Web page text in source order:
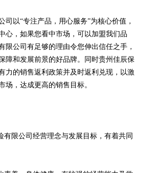
司以“专注产品，用心服务”为核心价值，
心，如果您看中市场，可以加盟我们品
限公司有足够的理由令您伸出信任之手，
障和发展前景的好品牌。同时贵州佳辰保
力的销售返利政策并及时返利兑现，以激
场，达成更高的销售目标。
有限公司经营理念与发展目标，有着共同